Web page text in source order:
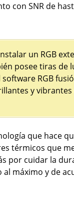
con SNR de
un RGB
posee tiras de
RGB
y
que hace
térmicos que
por cuidar la
máximo y de